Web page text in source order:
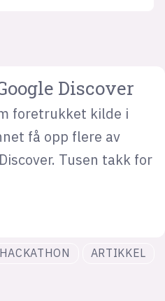
Discover
foretrukket kilde i
få opp flere av
Tusen takk for
HACKATHON
ARTIKKEL